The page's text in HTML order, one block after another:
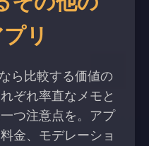
リ
ら比較する価値の
ぞれ率直なメモと
つ注意点を。アプ
金、モデレーショ